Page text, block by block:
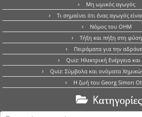
Μη ωμικός αγωγός
Τι σημαίνει ότι ένας αγωγός
Νόμος του OHM
Τήξη και πήξη στη φύση
Πειράματα για την
Quiz: Ηλεκτρική Ενέργεια και
Quiz: Σύμβολα και ονόματα
Η ζωή του Georg Simon
Kατηγορίες